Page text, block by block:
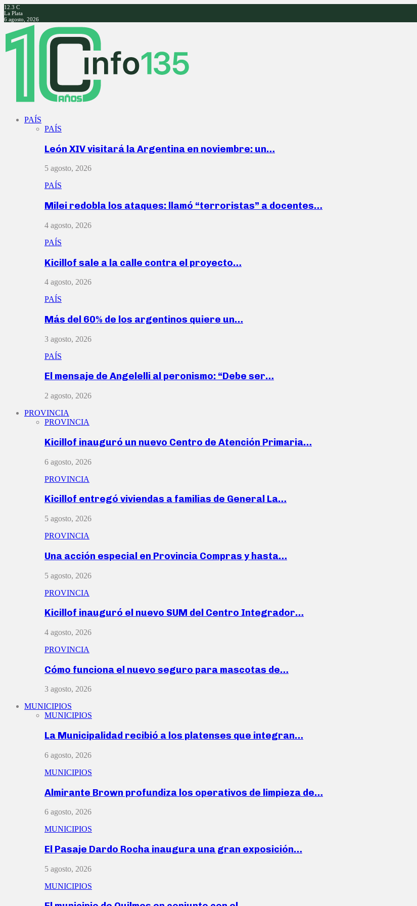
12.3 C
La Plata
6 agosto, 2026
Facebook
Twitter
Instagram
Youtube
PAÍS
PAÍS
León XIV visitará la Argentina en noviembre: un…
5 agosto, 2026
PAÍS
Milei redobla los ataques: llamó “terroristas” a docentes…
4 agosto, 2026
PAÍS
Kicillof sale a la calle contra el proyecto…
4 agosto, 2026
PAÍS
Más del 60% de los argentinos quiere un…
3 agosto, 2026
PAÍS
El mensaje de Angelelli al peronismo: “Debe ser…
2 agosto, 2026
PROVINCIA
PROVINCIA
Kicillof inauguró un nuevo Centro de Atención Primaria…
6 agosto, 2026
PROVINCIA
Kicillof entregó viviendas a familias de General La…
5 agosto, 2026
PROVINCIA
Una acción especial en Provincia Compras y hasta…
5 agosto, 2026
PROVINCIA
Kicillof inauguró el nuevo SUM del Centro Integrador…
4 agosto, 2026
PROVINCIA
Cómo funciona el nuevo seguro para mascotas de…
3 agosto, 2026
MUNICIPIOS
MUNICIPIOS
La Municipalidad recibió a los platenses que integran…
6 agosto, 2026
MUNICIPIOS
Almirante Brown profundiza los operativos de limpieza de…
6 agosto, 2026
MUNICIPIOS
El Pasaje Dardo Rocha inaugura una gran exposición…
5 agosto, 2026
MUNICIPIOS